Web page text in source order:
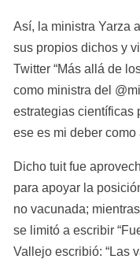
Así, la ministra Yarza
sus propios dichos y
Twitter “Más allá de
como ministra del
estrategias científicas
ese es mi deber como
Dicho tuit fue
para apoyar la
no vacunada;
se limitó a escribir
Vallejo escribió: “Las